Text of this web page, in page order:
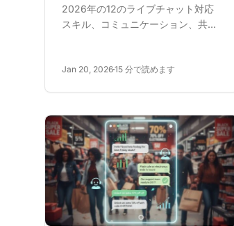
2026年の12のライブチャット対応
スキル、コミュニケーション、共
す。LiveAgentの30日間無料トライ
ィスを...
Jan 20, 202615 分で読めます